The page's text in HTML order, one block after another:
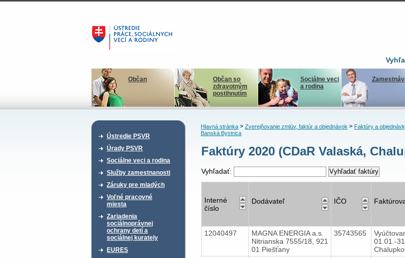
Občan
Občan so
zdravotným
postihnutím
Sociálne veci
a rodina
Ústredie PSVR
Úrady PSVR
Sociálne veci a rodina
Služby zamestnanosti
Záruky pre mladých
Voľné pracovné
miesta
Zariadenia
sociálnoprávnej
ochrany detí a
sociálnej kurately
EURES
Hlavná stránka> Zverejňovanie zmlúv, faktúr a objednávok> Faktúry a
Banská Bystrica
Faktúry 2020 (CDaR Valaská,
Vyhľadať:
Interné
číslo
Dodávateľ IČO
12040497
MAGNA ENERGIA a.s.
Nitrianska 7555/18, 921
01 Piešťany
35743565
01.01.-